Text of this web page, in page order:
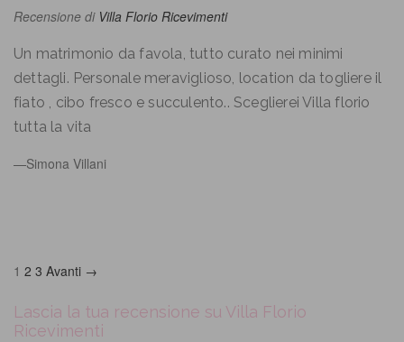
5
of
5
Recensione di Villa Florio Ricevimenti
Un matrimonio da favola, tutto curato nei minimi
dettagli. Personale meraviglioso, location da togliere il
fiato , cibo fresco e succulento.. Sceglierei Villa florio
tutta la vita
Simona Villani
Site
navigation
Page
1 Page
2 Page
3 Avanti →
Lascia la tua recensione su Villa Florio
Ricevimenti